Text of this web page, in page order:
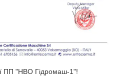
ПП "НВО Гідромаш-1"!